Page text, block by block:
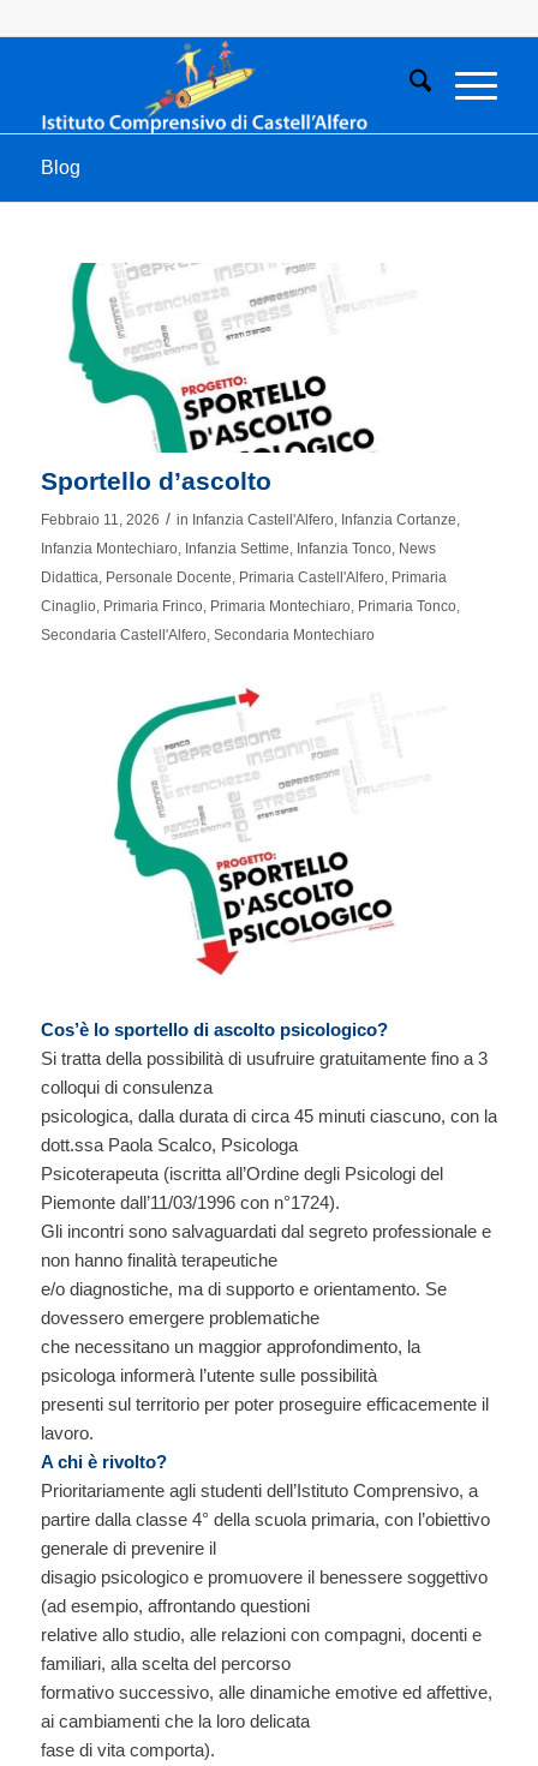
Blog
Sportello d’ascolto
Febbraio 11, 2026 / in Infanzia Castell'Alfero, Infanzia Cortanze,
Infanzia Montechiaro, Infanzia Settime, Infanzia Tonco, News
Didattica, Personale Docente, Primaria Castell'Alfero, Primaria
Cinaglio, Primaria Frinco, Primaria Montechiaro, Primaria Tonco,
Secondaria Castell'Alfero, Secondaria Montechiaro
Cos’è lo sportello di ascolto psicologico?
Si tratta della possibilità di usufruire gratuitamente fino a 3
colloqui di consulenza
psicologica, dalla durata di circa 45 minuti ciascuno, con la
dott.ssa Paola Scalco, Psicologa
Psicoterapeuta (iscritta all’Ordine degli Psicologi del
Piemonte dall’11/03/1996 con n°1724).
Gli incontri sono salvaguardati dal segreto professionale e
non hanno finalità terapeutiche
e/o diagnostiche, ma di supporto e orientamento. Se
dovessero emergere problematiche
che necessitano un maggior approfondimento, la
psicologa informerà l’utente sulle possibilità
presenti sul territorio per poter proseguire efficacemente il
lavoro.
A chi è rivolto?
Prioritariamente agli studenti dell’Istituto Comprensivo, a
partire dalla classe 4° della scuola primaria, con l’obiettivo
generale di prevenire il
disagio psicologico e promuovere il benessere soggettivo
(ad esempio, affrontando questioni
relative allo studio, alle relazioni con compagni, docenti e
familiari, alla scelta del percorso
formativo successivo, alle dinamiche emotive ed affettive,
ai cambiamenti che la loro delicata
fase di vita comporta).